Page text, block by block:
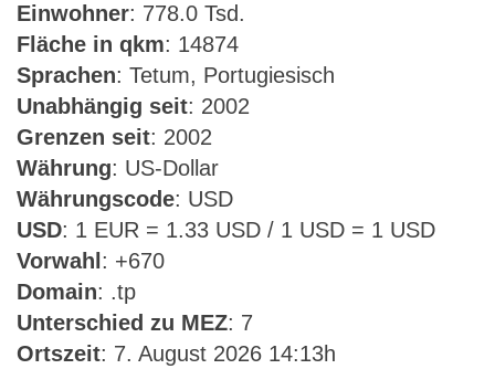
Einwohner: 778.0 Tsd.
Fläche in qkm: 14874
Sprachen: Tetum, Portugiesisch
Unabhängig seit: 2002
Grenzen seit: 2002
Währung: US-Dollar
Währungscode: USD
USD: 1 EUR = 1.33 USD / 1 USD = 1 USD
Vorwahl : +670
Domain: .tp
Unterschied zu MEZ: 7
Ortszeit: 7. August 2026 14:13h